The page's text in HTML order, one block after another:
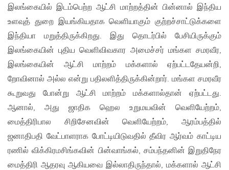
இலங்கையில் இடம்பெற்ற ஆட்சி மாற்றத்தின் பின்னால் இந்திய
உளவுத் துறை இயங்கியதாக வெளியாகும் குற்றச்சாட்டுக்களை
இந்தியா மறுத்திருக்கிறது. இது தொடர்பில் பேசியிருக்கும்
இலங்கையின் புதிய வெளிவிவகார அமைச்சர் மங்கள சமரவீர,
இலங்கையின் ஆட்சி மாற்றம் மக்களால் ஏற்பட்டதேயன்றி,
றோவினால் அல்ல என்று பதிலளித்திருக்கின்றார். மங்கள சமரவீர
கூறுவது போன்று ஆட்சி மாற்றம் மக்களால்தான் ஏற்பட்டது.
ஆனால், அது ஜாதிக ஹெல உறுமயவின் வெளியேற்றம்,
மைத்திரிபால சிறிசேனவின் வெளியேற்றம், ஆரம்பத்தில்
ஜனாதிபதி வேட்பாளராக போட்டியிடுவதில் தீவிர ஆர்வம் காட்டிய
ரணில் விக்கிரமசிங்கவின் பின்வாங்கல், சம்பந்தனின் இறுதிநேர
மைத்திரி ஆதரவு ஆகியவை இல்லாதிருந்தால், மக்களால் ஆட்சி